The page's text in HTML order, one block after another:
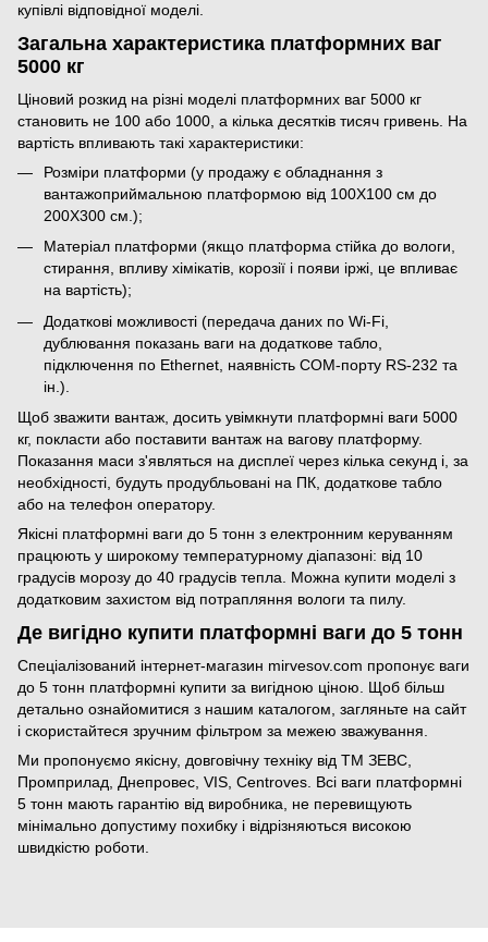
купівлі відповідної моделі.
Загальна характеристика платформних ваг
5000 кг
Ціновий розкид на різні моделі платформних ваг 5000 кг
становить не 100 або 1000, а кілька десятків тисяч гривень. На
вартість впливають такі характеристики:
Розміри платформи (у продажу є обладнання з
вантажоприймальною платформою від 100Х100 см до
200Х300 см.);
Матеріал платформи (якщо платформа стійка до вологи,
стирання, впливу хімікатів, корозії і появи іржі, це впливає
на вартість);
Додаткові можливості (передача даних по Wi-Fi,
дублювання показань ваги на додаткове табло,
підключення по Ethernet, наявність СОМ-порту RS-232 та
ін.).
Щоб зважити вантаж, досить увімкнути платформні ваги 5000
кг, покласти або поставити вантаж на вагову платформу.
Показання маси з'являться на дисплеї через кілька секунд і, за
необхідності, будуть продубльовані на ПК, додаткове табло
або на телефон оператору.
Якісні платформні ваги до 5 тонн з електронним керуванням
працюють у широкому температурному діапазоні: від 10
градусів морозу до 40 градусів тепла. Можна купити моделі з
додатковим захистом від потрапляння вологи та пилу.
Де вигідно купити платформні ваги до 5 тонн
Спеціалізований інтернет-магазин mirvesov.com пропонує ваги
до 5 тонн платформні купити за вигідною ціною. Щоб більш
детально ознайомитися з нашим каталогом, загляньте на сайт
і скористайтеся зручним фільтром за межею зважування.
Ми пропонуємо якісну, довговічну техніку від ТМ ЗЕВС,
Промприлад, Днепровес, VIS, Centroves. Всі ваги платформні
5 тонн мають гарантію від виробника, не перевищують
мінімально допустиму похибку і відрізняються високою
швидкістю роботи.